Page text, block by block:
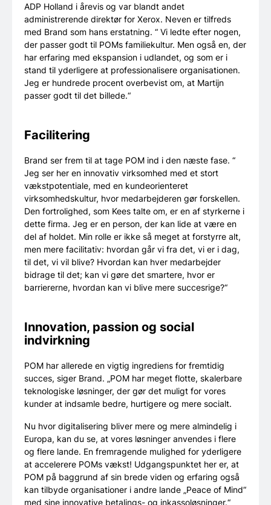
ADP Holland i årevis og var blandt andet
administrerende direktør for Xerox. Neven er tilfreds
med Brand som hans erstatning. “ Vi ledte efter nogen,
der passer godt til POMs familiekultur. Men også en, der
har erfaring med ekspansion i udlandet, og som er i
stand til yderligere at professionalisere organisationen.
Jeg er hundrede procent overbevist om, at Martijn
passer godt til det billede.“
Facilitering
Brand ser frem til at tage POM ind i den næste fase. “
Jeg ser her en innovativ virksomhed med et stort
vækstpotentiale, med en kundeorienteret
virksomhedskultur, hvor medarbejderen gør forskellen.
Den fortrolighed, som Kees talte om, er en af styrkerne i
dette firma. Jeg er en person, der kan lide at være en
del af holdet. Min rolle er ikke så meget at forstyrre alt,
men mere facilitativ: hvordan går vi fra det, vi er i dag,
til det, vi vil blive? Hvordan kan hver medarbejder
bidrage til det; kan vi gøre det smartere, hvor er
barriererne, hvordan kan vi blive mere succesrige?“
Innovation, passion og social
indvirkning
POM har allerede en vigtig ingrediens for fremtidig
succes, siger Brand. „POM har meget flotte, skalerbare
teknologiske løsninger, der gør det muligt for vores
kunder at indsamle bedre, hurtigere og mere socialt.
Nu hvor digitalisering bliver mere og mere almindelig i
Europa, kan du se, at vores løsninger anvendes i flere
og flere lande. En fremragende mulighed for yderligere
at accelerere POMs vækst! Udgangspunktet her er, at
POM på baggrund af sin brede viden og erfaring også
kan tilbyde organisationer i andre lande „Peace of Mind“
med sine innovative betalings- og inkassoløsninger.“